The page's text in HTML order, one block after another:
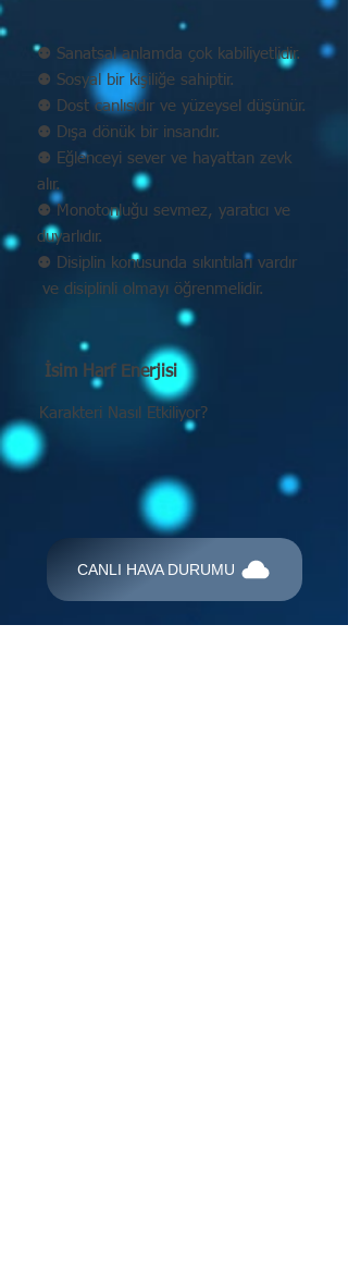
⚉ Sanatsal anlamda çok kabiliyetlidir.
⚉ Sosyal bir kişiliğe sahiptir.
⚉ Dost canlısıdır ve yüzeysel düşünür.
⚉ Dışa dönük bir insandır.
⚉ Eğlenceyi sever ve hayattan zevk
alır.
⚉ Monotonluğu sevmez, yaratıcı ve
duyarlıdır.
⚉ Disiplin konusunda sıkıntıları vardır
ve disiplinli olmayı öğrenmelidir.
İsim Harf Enerjisi
Karakteri Nasıl Etkiliyor?
CANLI HAVA DURUMU